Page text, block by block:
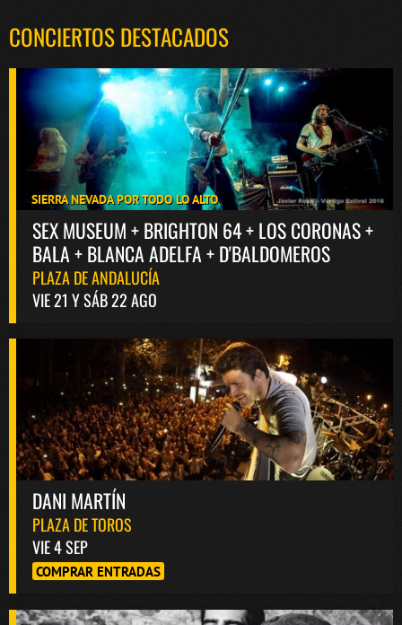
CONCIERTOS DESTACADOS
SIERRA NEVADA POR TODO LO ALTO
SEX MUSEUM + BRIGHTON 64 + LOS CORONAS +
BALA + BLANCA ADELFA + D'BALDOMEROS
PLAZA DE ANDALUCÍA
VIE 21 Y SÁB 22 AGO
DANI MARTÍN
PLAZA DE TOROS
VIE 4 SEP
COMPRAR ENTRADAS